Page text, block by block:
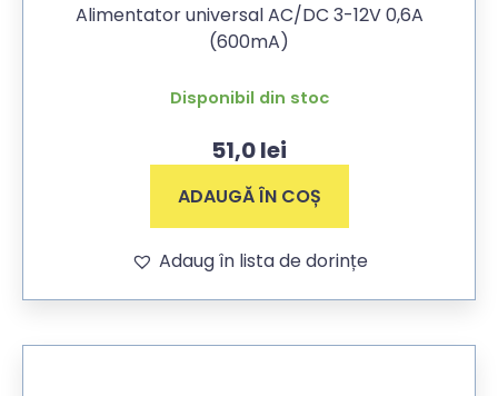
Alimentator universal AC/DC 3-12V 0,6A
(600mA)
Disponibil din stoc
51,0lei
ADAUGĂ ÎN COȘ
Adaug în lista de dorințe